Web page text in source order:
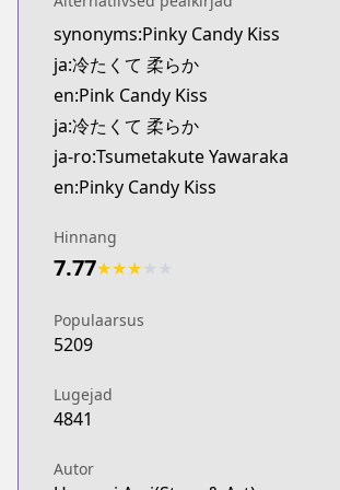
Kitsu
https://kitsu.app/manga/
MangaUpdates
MangaUpdates
https://
Book☆Walker
https://bookwalker.jp/series/
Official English
https://www.viz.com/pink-candy-
synonyms:Pinky Candy Kiss
ja:冷たくて 柔らか
en:Pink Candy Kiss
ja:冷たくて 柔らか
ja-ro:Tsumetakute Yawaraka
en:Pinky Candy Kiss
Hinnang
7.77★★★
Populaarsus
5209
Lugejad
4841
Autor